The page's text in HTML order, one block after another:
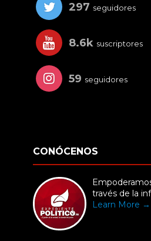
297 seguidores
8.6k suscriptores
59 seguidores
CONÓCENOS
través de la
Learn More →